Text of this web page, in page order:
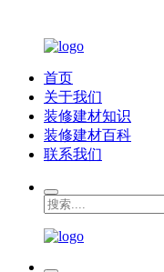
首页
关于我们
装修建材知识
装修建材百科
联系我们